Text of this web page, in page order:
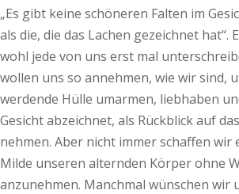
„Es gibt keine schöneren Falten im
als die, die das Lachen gezeichnet hat“.
wohl jede von uns erst mal
wollen uns so annehmen, wie wir sind,
werdende Hülle umarmen, liebhaben
Gesicht abzeichnet, als Rückblick auf
nehmen. Aber nicht immer schaffen wir
Milde unseren alternden Körper ohne
anzunehmen. Manchmal wünschen wir